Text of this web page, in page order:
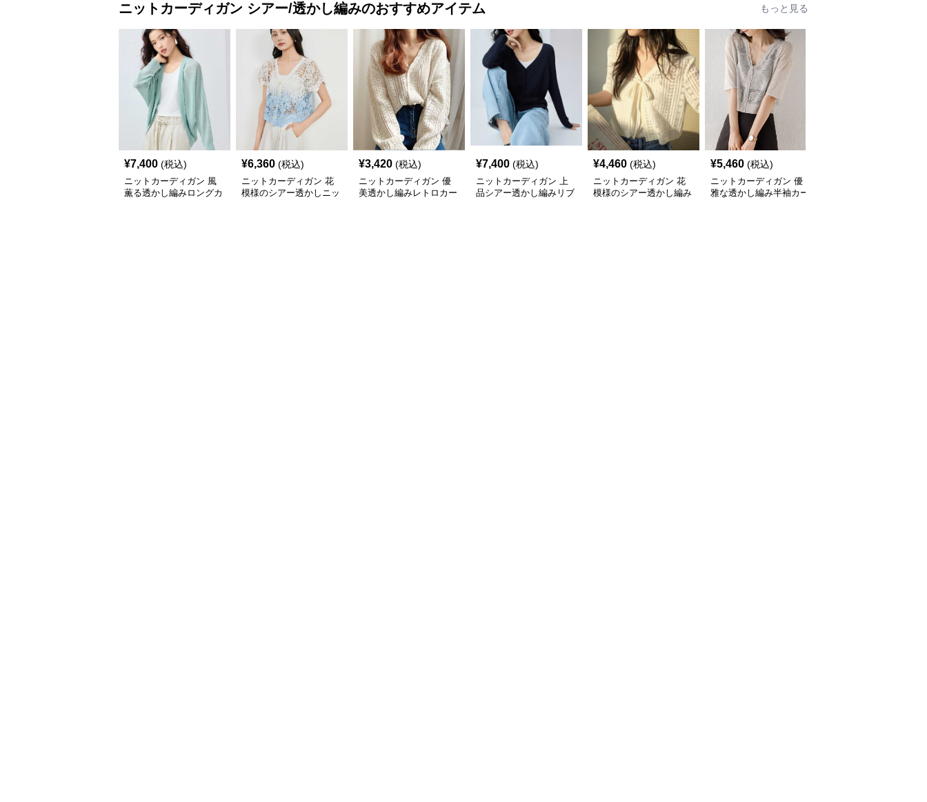
ニットカーディガン シアー/透かし編みのおすすめアイテム もっと見る
¥7,400 (税込)
ニットカーディガン 風
薫る透かし編みロングカ
¥6,360 (税込)
ニットカーディガン 花
模様のシアー透かしニッ
¥3,420 (税込)
ニットカーディガン 優
美透かし編みレトロカー
¥7,400 (税込)
ニットカーディガン 上
品シアー透かし編みリブ
¥4,460 (税込)
ニットカーディガン 花
模様のシアー透かし編み
¥5,460 (税込)
ニットカーディガン 優
雅な透かし編み半袖カー